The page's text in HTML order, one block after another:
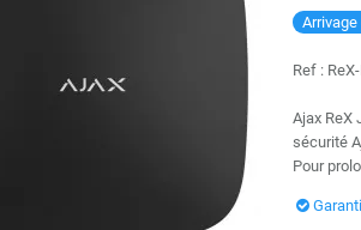
Ref :
Ajax ReX
sécurité
Pour